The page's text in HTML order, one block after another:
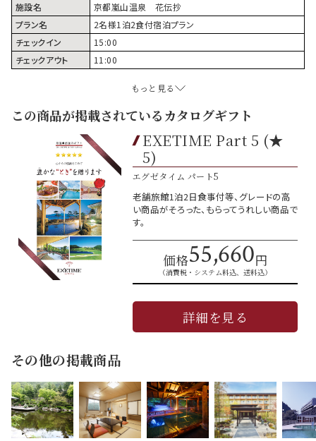
施設名
京都嵐山温泉 花伝抄
プラン名
2名様1泊2食付宿泊プラン
チェックイン
15:00
チェックアウト
11:00
もっと見る
この商品が掲載されているカタログギフト
EXETIME Part 5 (★
5)
エグゼタイム パート5
老舗旅館1泊2日食事付等、グレードの高
い商品がそろった、もらってうれしい商品で
す。
価格55,660円
（消費税・システム料込、送料込）
詳細を見る
その他の掲載商品